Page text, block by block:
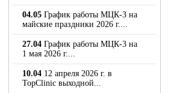
04.05 График работы МЦК-3 на
майские праздники 2026 г....
27.04 График работы МЦК-3 на
1 мая 2026 г....
10.04 12 апреля 2026 г. в
TopClinic выходной...